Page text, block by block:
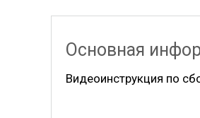
Основная
Видеоинструкция по